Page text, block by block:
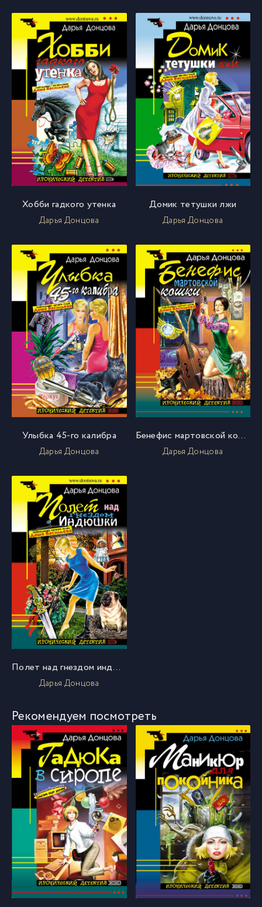
Хобби гадкого утенка
Дарья Донцова
Домик тетушки лжи
Дарья Донцова
Улыбка 45-го калибра
Дарья Донцова
Бенефис мартовской кошки
Дарья Донцова
Полет над гнездом индюшки
Дарья Донцова
Рекомендуем посмотреть